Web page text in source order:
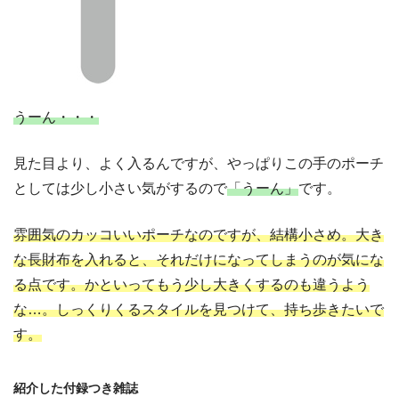
うーん・・・
見た目より、よく入るんですが、やっぱりこの手のポーチ
としては少し小さい気がするので「うーん」です。
雰囲気のカッコいいポーチなのですが、結構小さめ。大き
な長財布を入れると、それだけになってしまうのが気にな
る点です。かといってもう少し大きくするのも違うよう
な…。しっくりくるスタイルを見つけて、持ち歩きたいで
す。
紹介した付録つき雑誌